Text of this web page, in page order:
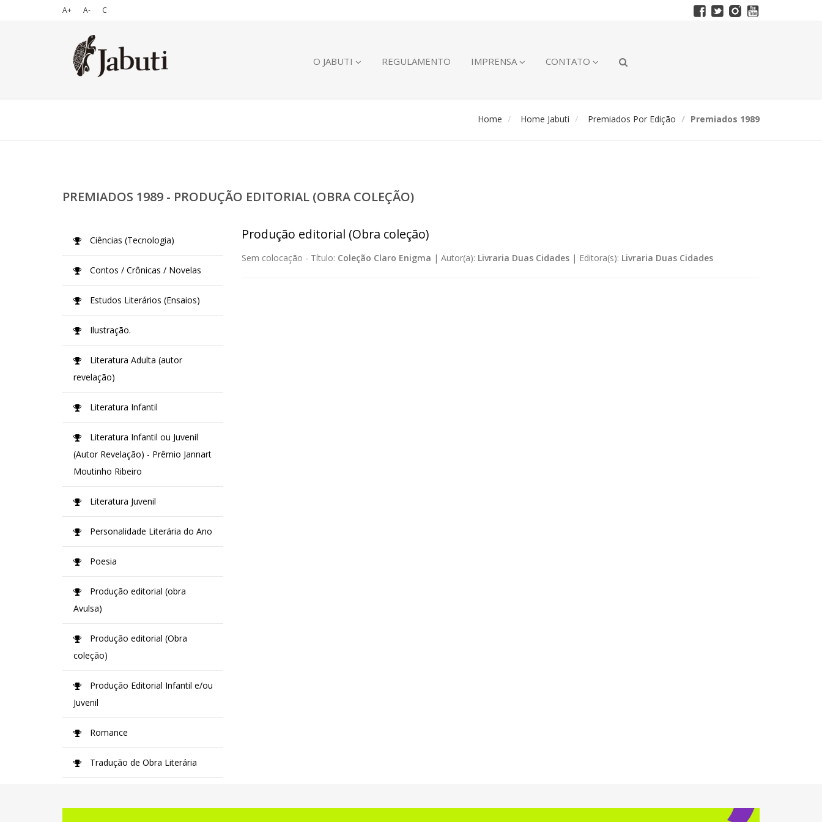
A+ A- C
O JABUTI REGULAMENTO IMPRENSA CONTATO
Home Home Jabuti Premiados Por Edição Premiados 1989
PREMIADOS 1989 - PRODUÇÃO EDITORIAL (OBRA COLEÇÃO)
Produção editorial (Obra coleção)
Sem colocação - Título: Coleção Claro Enigma | Autor(a): Livraria Duas Cidades| Editora(s): Livraria Duas Cidades
Ciências (Tecnologia)
Contos / Crônicas / Novelas
Estudos Literários (Ensaios)
Ilustração.
Literatura Adulta (autor
revelação)
Literatura Infantil
Literatura Infantil ou Juvenil
(Autor Revelação) - Prêmio Jannart
Moutinho Ribeiro
Literatura Juvenil
Personalidade Literária do Ano
Poesia
Produção editorial (obra
Avulsa)
Produção editorial (Obra
coleção)
Produção Editorial Infantil e/ou
Juvenil
Romance
Tradução de Obra Literária